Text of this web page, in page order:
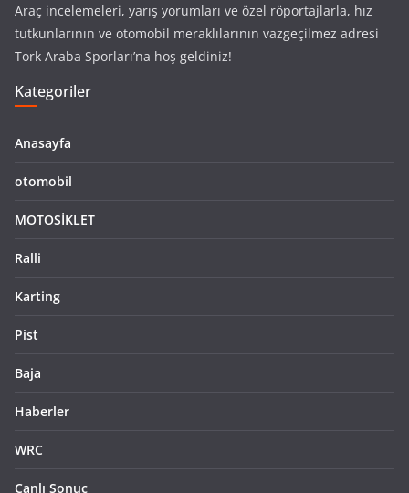
Araç incelemeleri, yarış yorumları ve özel röportajlarla, hız
tutkunlarının ve otomobil meraklılarının vazgeçilmez adresi
Tork Araba Sporları’na hoş geldiniz!
Kategoriler
Anasayfa
otomobil
MOTOSİKLET
Ralli
Karting
Pist
Baja
Haberler
WRC
Canlı Sonuç